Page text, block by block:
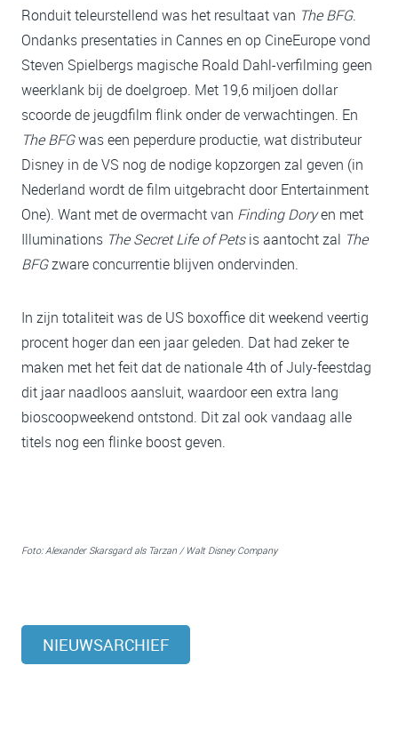
Ronduit teleurstellend was het resultaat van The BFG.
Ondanks presentaties in Cannes en op CineEurope vond
Steven Spielbergs magische Roald Dahl-verfilming geen
weerklank bij de doelgroep. Met 19,6 miljoen dollar
scoorde de jeugdfilm flink onder de verwachtingen. En
The BFGwas een peperdure productie, wat distributeur
Disney in de VS nog de nodige kopzorgen zal geven (in
Nederland wordt de film uitgebracht door Entertainment
One). Want met de overmacht van Finding Doryen met
Illuminations The Secret Life of Petsis aantocht zal The
BFGzware concurrentie blijven ondervinden.
In zijn totaliteit was de US boxoffice dit weekend veertig
procent hoger dan een jaar geleden. Dat had zeker te
maken met het feit dat de nationale 4th of July-feestdag
dit jaar naadloos aansluit, waardoor een extra lang
bioscoopweekend ontstond. Dit zal ook vandaag alle
titels nog een flinke boost geven.
Foto: Alexander Skarsgard als Tarzan / Walt Disney Company
NIEUWSARCHIEF